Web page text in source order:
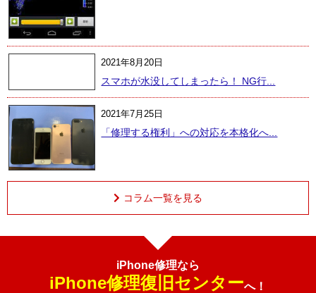
2021年8月20日
スマホが水没してしまったら！ NG行...
2021年7月25日
「修理する権利」への対応を本格化へ...
コラム一覧を見る
iPhone修理なら
iPhone修理復旧センターへ！